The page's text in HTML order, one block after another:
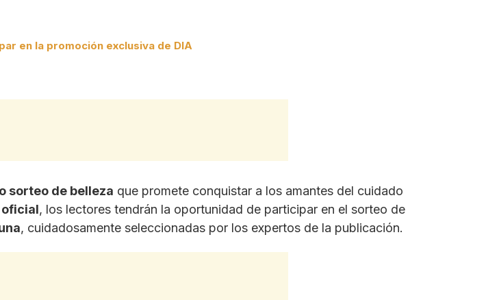
en la promoción exclusiva de DIA
sorteo de belleza que promete conquistar a los amantes del cuidado
, los lectores tendrán la oportunidad de participar en el sorteo de
, cuidadosamente seleccionadas por los expertos de la publicación.